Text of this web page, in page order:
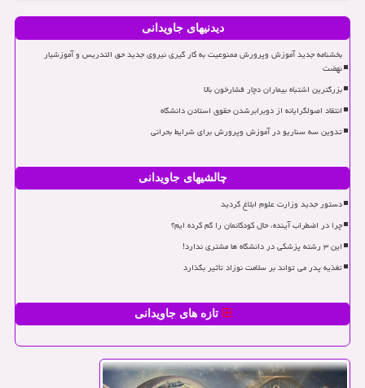
دیدنیهای جاویدانی
بخشنامه جدید آموزش وپرورش ممنوعیت به کار گیری نیروی جدید حق التدریس و آموزشیار
نهضت
بزرگترین اشتباه بیماران دچار فشارخون بالا
انتقاد اصولگرایانه از دوبرابرشدن حقوق استادن دانشگاه
تدوین سه سناریو در آموزش وپرورش برای شرایط بحرانی
چالشیهای جاویدانی
دستور جدید وزارت علوم ابلاغ گردید
چرا در اضطراب آینده، حال کودکانمان را گم کرده ایم؟
این ۳ رشته پزشکی در دانشگاه ها مشتری ندارد!
تغذیه پدر می تواند بر سلامت نوزاد تأثیر بگذارد
تازه های جاویدانی